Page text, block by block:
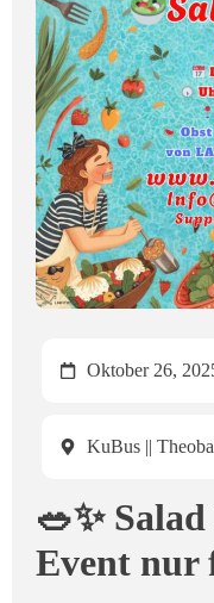
Oktober 26,
KuBus ||
🥗✨
Event nur